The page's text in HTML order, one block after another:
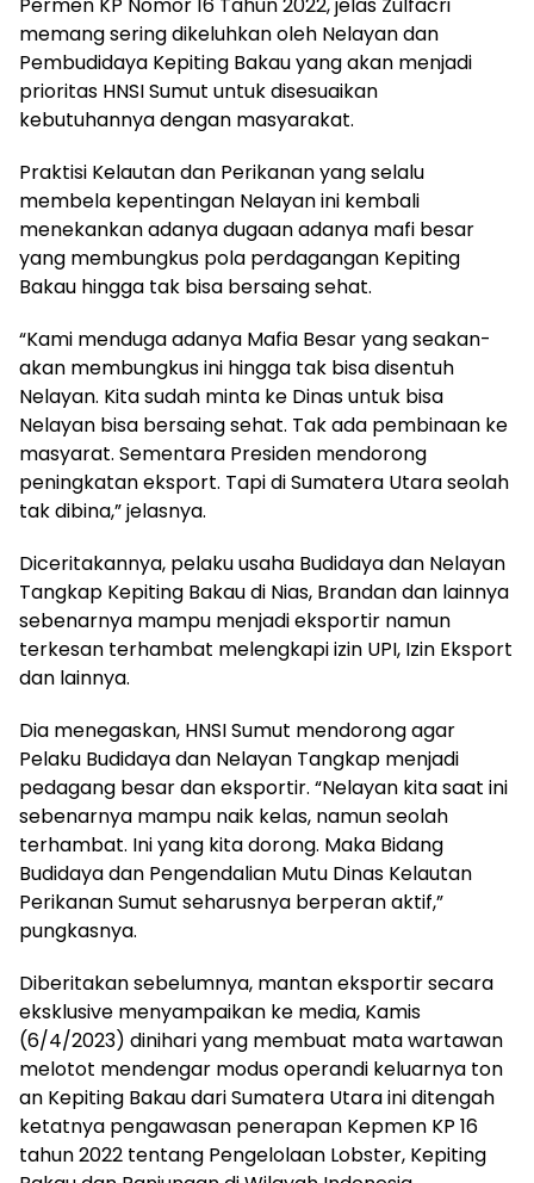
memang sering dikeluhkan oleh Nelayan dan
Pembudidaya Kepiting Bakau yang akan menjadi
prioritas HNSI Sumut untuk disesuaikan
kebutuhannya dengan masyarakat.
Praktisi Kelautan dan Perikanan yang selalu
membela kepentingan Nelayan ini kembali
menekankan adanya dugaan adanya mafi besar
yang membungkus pola perdagangan Kepiting
Bakau hingga tak bisa bersaing sehat.
“Kami menduga adanya Mafia Besar yang seakan-
akan membungkus ini hingga tak bisa disentuh
Nelayan. Kita sudah minta ke Dinas untuk bisa
Nelayan bisa bersaing sehat. Tak ada pembinaan ke
masyarat. Sementara Presiden mendorong
peningkatan eksport. Tapi di Sumatera Utara seolah
tak dibina,” jelasnya.
Diceritakannya, pelaku usaha Budidaya dan Nelayan
Tangkap Kepiting Bakau di Nias, Brandan dan lainnya
sebenarnya mampu menjadi eksportir namun
terkesan terhambat melengkapi izin UPI, Izin Eksport
dan lainnya.
Dia menegaskan, HNSI Sumut mendorong agar
Pelaku Budidaya dan Nelayan Tangkap menjadi
pedagang besar dan eksportir. “Nelayan kita saat ini
sebenarnya mampu naik kelas, namun seolah
terhambat. Ini yang kita dorong. Maka Bidang
Budidaya dan Pengendalian Mutu Dinas Kelautan
Perikanan Sumut seharusnya berperan aktif,”
pungkasnya.
Diberitakan sebelumnya, mantan eksportir secara
eksklusive menyampaikan ke media, Kamis
(6/4/2023) dinihari yang membuat mata wartawan
melotot mendengar modus operandi keluarnya ton
an Kepiting Bakau dari Sumatera Utara ini ditengah
ketatnya pengawasan penerapan Kepmen KP 16
tahun 2022 tentang Pengelolaan Lobster, Kepiting